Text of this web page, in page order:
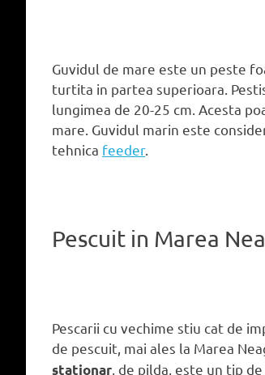
Guvidul de mare este un peste
turtita in partea superioara.
lungimea de 20-25 cm. Acesta
mare. Guvidul marin este
tehnica feeder.
Pescuit in Marea
Pescarii cu vechime stiu cat de
de pescuit, mai ales la Marea
stationar, de pilda, este un tip